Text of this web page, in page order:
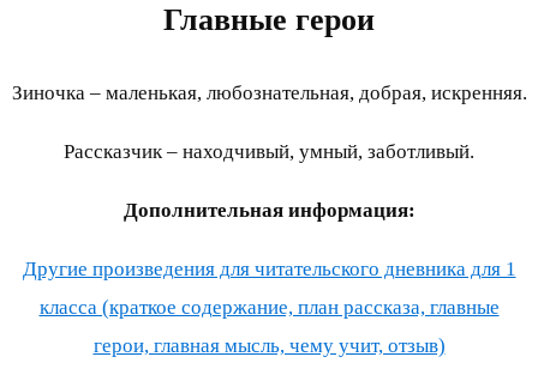
Главные герои
Зиночка – маленькая, любознательная, добрая, искренняя.
Рассказчик – находчивый, умный, заботливый.
Дополнительная информация:
Другие произведения для читательского дневника для 1
класса (краткое содержание, план рассказа, главные
герои, главная мысль, чему учит, отзыв)